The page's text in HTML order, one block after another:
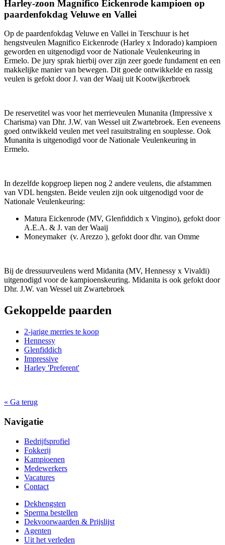
Harley-zoon Magnifico Eickenrode kampioen op
paardenfokdag Veluwe en Vallei
Op de paardenfokdag Veluwe en Vallei in Terschuur is het
hengstveulen Magnifico Eickenrode (Harley x Indorado) kampioen
geworden en uitgenodigd voor de Nationale Veulenkeuring in
Ermelo. De jury sprak hierbij over zijn zeer goede fundament en een
makkelijke manier van bewegen. Dit goede ontwikkelde en rassig
veulen is gefokt door J. van der Waaij uit Kootwijkerbroek
De reservetitel was voor het merrieveulen Munanita (Impressive x
Charisma) van Dhr. J.W. van Wessel uit Zwartebroek. Een eveneens
goed ontwikkeld veulen met veel rasuitstraling en souplesse. Ook
Munanita is uitgenodigd voor de Nationale Veulenkeuring in
Ermelo.
In dezelfde kopgroep liepen nog 2 andere veulens, die afstammen
van VDL hengsten. Beide veulen zijn ook uitgenodigd voor de
Nationale Veulenkeuring:
Matura Eickenrode (MV, Glenfiddich x Vingino), gefokt door
A.E.A. & J. van der Waaij
Moneymaker (v. Arezzo ), gefokt door dhr. van Omme
Bij de dressuurveulens werd Midanita (MV, Hennessy x Vivaldi)
uitgenodigd voor de kampioenskeuring. Midanita is ook gefokt door
Dhr. J.W. van Wessel uit Zwartebroek
Gekoppelde paarden
2-jarige merries te koop
Hennessy
Glenfiddich
Impressive
Harley 'Preferent'
« Ga terug
Navigatie
Bedrijfsprofiel
Fokkerij
Kampioenen
Medewerkers
Vacatures
Contact
Dekhengsten
Sperma bestellen
Dekvoorwaarden & Prijslijst
Agenten
Uit het verleden